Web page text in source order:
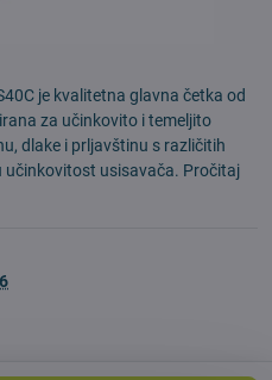
je kvalitetna glavna četka od
za učinkovito i temeljito
dlake i prljavštinu s različitih
usisavača. Pročitaj